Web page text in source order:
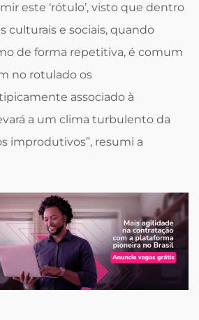
este ‘rótulo’, visto que dentro
culturais e sociais, quando
de forma repetitiva, é comum
no rotulado os
associado à
a um clima turbulento da
improdutivos”, resumi a